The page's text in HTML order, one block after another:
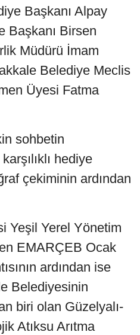
Başkanı Alpay
Başkanı Birsen
Müdürü İmam
Belediye Meclis
Üyesi Fatma
sohbetin
hediye
çekiminin ardından
Yeşil Yerel Yönetim
EMARÇEB Ocak
ardından ise
Belediyesinin
biri olan Güzelyalı-
Atıksu Arıtma